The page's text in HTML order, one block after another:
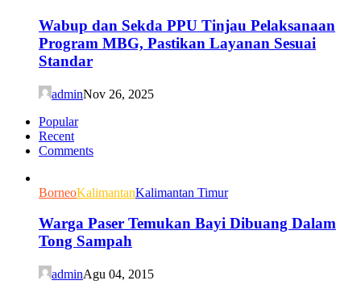
Wabup dan Sekda PPU Tinjau Pelaksanaan
Program MBG, Pastikan Layanan Sesuai
Standar
adminNov 26, 2025
Popular
Recent
Comments
BorneoKalimantanKalimantan Timur
Warga Paser Temukan Bayi Dibuang Dalam
Tong Sampah
adminAgu 04, 2015